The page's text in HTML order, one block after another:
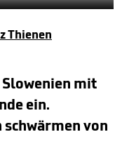
Thienen
mit
ein.
von